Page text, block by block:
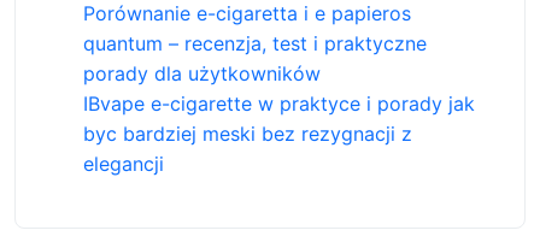
Porównanie e-cigaretta i e papieros
quantum – recenzja, test i praktyczne
porady dla użytkowników
IBvape e-cigarette w praktyce i porady jak
byc bardziej meski bez rezygnacji z
elegancji